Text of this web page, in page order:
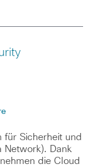
für Sicherheit und
Network). Dank
die Cloud